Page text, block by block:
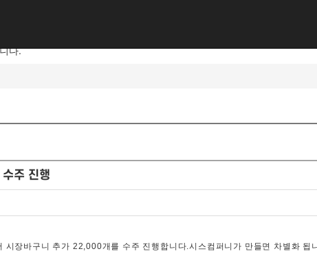
다.
주 진행
시장바구니 추가 22,000개를 수주 진행합니다.시스컴퍼니가 만들면 차별화 됩